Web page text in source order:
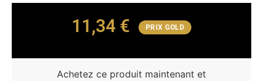
11,34 € PRIX GOLD
Achetez ce produit maintenant et